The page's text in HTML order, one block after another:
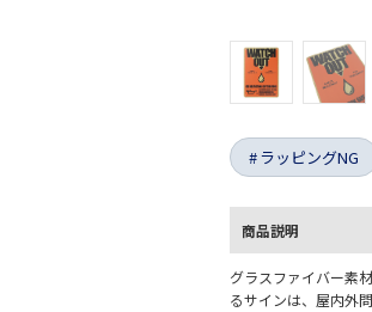
ラッピングNG
商品説明
グラスファイバー素
るサインは、屋内外